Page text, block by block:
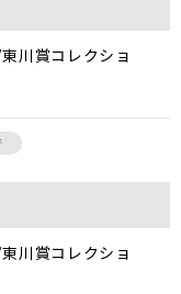
川賞コレクショ
川賞コレクショ